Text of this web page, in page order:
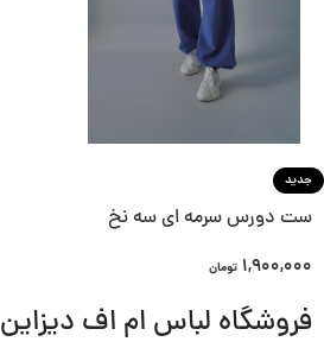
جدید
ست دورس سرمه ای سه نخ
1,900,000 تومان
فروشگاه لباس ام اف دیزاین